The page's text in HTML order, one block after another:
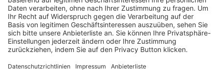
Trainerbörse
Login SpielPlus
FOLGE DEM BFV